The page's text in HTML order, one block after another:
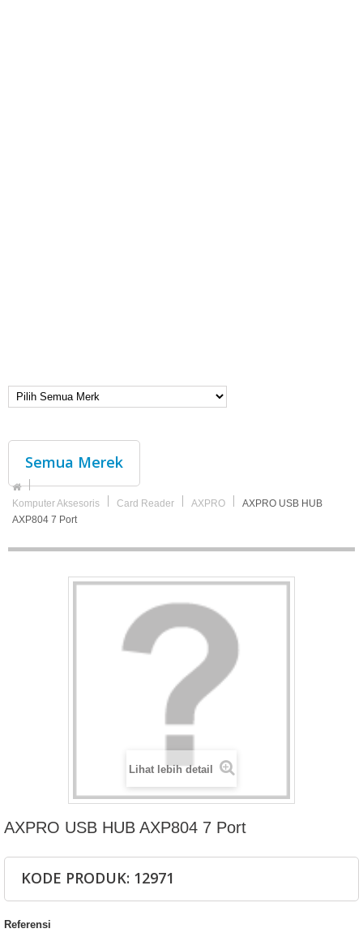
Semua Merek
Komputer Aksesoris Card Reader AXPRO
AXPRO USB HUB
AXP804 7 Port
Lihat lebih detail
AXPRO USB HUB AXP804 7 Port
KODE PRODUK: 12971
Referensi